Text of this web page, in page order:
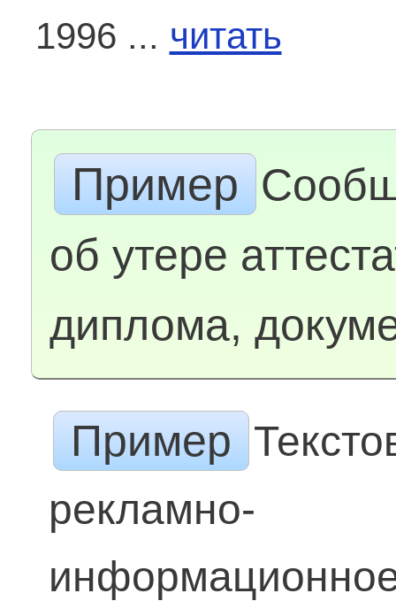
1996 ... читать
Пример
об утере
диплома,
Пример
рекламно-